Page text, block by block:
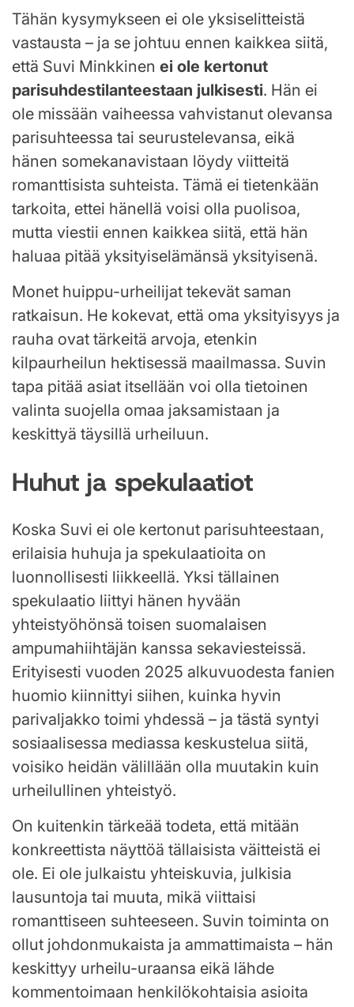
Tähän kysymykseen ei ole yksiselitteistä
vastausta – ja se johtuu ennen kaikkea siitä,
että Suvi Minkkinen ei ole kertonut
parisuhdestilanteestaan julkisesti. Hän ei
ole missään vaiheessa vahvistanut olevansa
parisuhteessa tai seurustelevansa, eikä
hänen somekanavistaan löydy viitteitä
romanttisista suhteista. Tämä ei tietenkään
tarkoita, ettei hänellä voisi olla puolisoa,
mutta viestii ennen kaikkea siitä, että hän
haluaa pitää yksityiselämänsä yksityisenä.
Monet huippu-urheilijat tekevät saman
ratkaisun. He kokevat, että oma yksityisyys ja
rauha ovat tärkeitä arvoja, etenkin
kilpaurheilun hektisessä maailmassa. Suvin
tapa pitää asiat itsellään voi olla tietoinen
valinta suojella omaa jaksamistaan ja
keskittyä täysillä urheiluun.
Huhut ja spekulaatiot
Koska Suvi ei ole kertonut parisuhteestaan,
erilaisia huhuja ja spekulaatioita on
luonnollisesti liikkeellä. Yksi tällainen
spekulaatio liittyi hänen hyvään
yhteistyöhönsä toisen suomalaisen
ampumahiihtäjän kanssa sekaviesteissä.
Erityisesti vuoden 2025 alkuvuodesta fanien
huomio kiinnittyi siihen, kuinka hyvin
parivaljakko toimi yhdessä – ja tästä syntyi
sosiaalisessa mediassa keskustelua siitä,
voisiko heidän välillään olla muutakin kuin
urheilullinen yhteistyö.
On kuitenkin tärkeää todeta, että mitään
konkreettista näyttöä tällaisista väitteistä ei
ole. Ei ole julkaistu yhteiskuvia, julkisia
lausuntoja tai muuta, mikä viittaisi
romanttiseen suhteeseen. Suvin toiminta on
ollut johdonmukaista ja ammattimaista – hän
keskittyy urheilu-uraansa eikä lähde
kommentoimaan henkilökohtaisia asioita